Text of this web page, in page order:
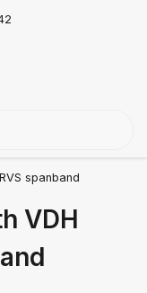
spanband
VDH